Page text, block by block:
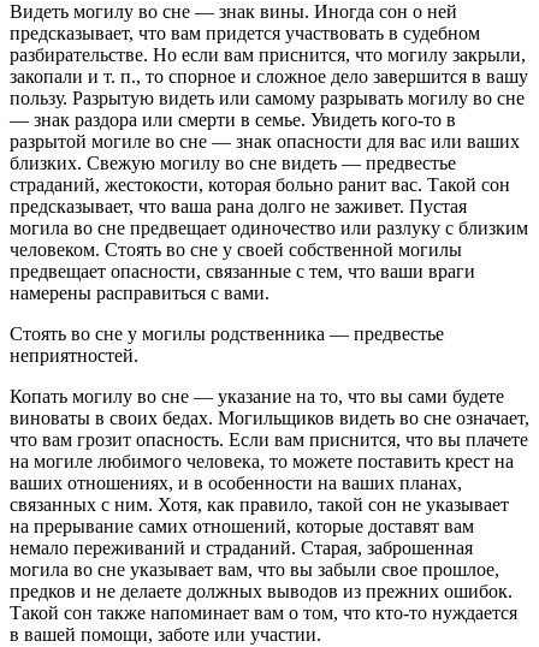
Видеть могилу во сне — знак вины. Иногда сон о ней
предсказывает, что вам придется участвовать в судебном
разбирательстве. Но если вам приснится, что могилу закрыли,
закопали и т. п., то спорное и сложное дело завершится в вашу
пользу. Разрытую видеть или самому разрывать могилу во сне
— знак раздора или смерти в семье. Увидеть кого-то в
разрытой могиле во сне — знак опасности для вас или ваших
близких. Свежую могилу во сне видеть — предвестье
страданий, жестокости, которая больно ранит вас. Такой сон
предсказывает, что ваша рана долго не заживет. Пустая
могила во сне предвещает одиночество или разлуку с близким
человеком. Стоять во сне у своей собственной могилы
предвещает опасности, связанные с тем, что ваши враги
намерены расправиться с вами.
Стоять во сне у могилы родственника — предвестье
неприятностей.
Копать могилу во сне — указание на то, что вы сами будете
виноваты в своих бедах. Могильщиков видеть во сне означает,
что вам грозит опасность. Если вам приснится, что вы плачете
на могиле любимого человека, то можете поставить крест на
ваших отношениях, и в особенности на ваших планах,
связанных с ним. Хотя, как правило, такой сон не указывает
на прерывание самих отношений, которые доставят вам
немало переживаний и страданий. Старая, заброшенная
могила во сне указывает вам, что вы забыли свое прошлое,
предков и не делаете должных выводов из прежних ошибок.
Такой сон также напоминает вам о том, что кто-то нуждается
в вашей помощи, заботе или участии.